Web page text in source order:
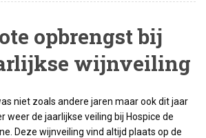
opbrengst bij
wijnveiling
niet zoals andere jaren maar ook dit jaar
weer de jaarlijkse veiling bij Hospice de
Deze wijnveiling vind altijd plaats op de